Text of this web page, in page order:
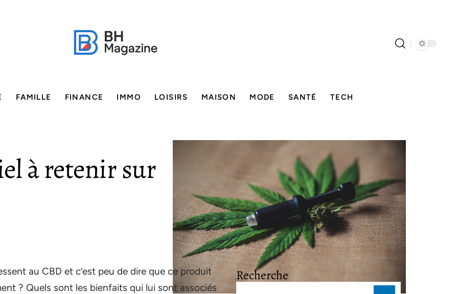
FAMILLE FINANCE IMMO LOISIRS MAISON MODE SANTÉ TECH
à retenir sur
au CBD et c’est peu de dire que ce produit
? Quels sont les bienfaits qui lui sont associés
Recherche